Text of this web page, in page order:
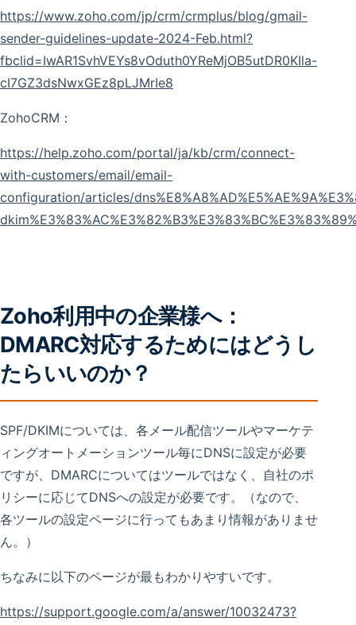
https://www.zoho.com/jp/crm/crmplus/blog/gmail-
sender-guidelines-update-2024-Feb.html?
fbclid=IwAR1SvhVEYs8vOduth0YReMjOB5utDR0KIla-
cI7GZ3dsNwxGEz8pLJMrIe8
ZohoCRM：
https://help.zoho.com/portal/ja/kb/crm/connect-
with-customers/email/email-
configuration/articles/
Zoho利用中の企業様へ：
DMARC対応するためにはどうし
たらいいのか？
SPF/DKIMについては、各メール配信ツールやマーケテ
ィングオートメーションツール毎にDNSに設定が必要
ですが、DMARCについてはツールではなく、自社のポ
リシーに応じてDNSへの設定が必要です。（なので、
各ツールの設定ページに行ってもあまり情報がありませ
ん。）
ちなみに以下のページが最もわかりやすいです。
https://support.google.com/a/answer/10032473?